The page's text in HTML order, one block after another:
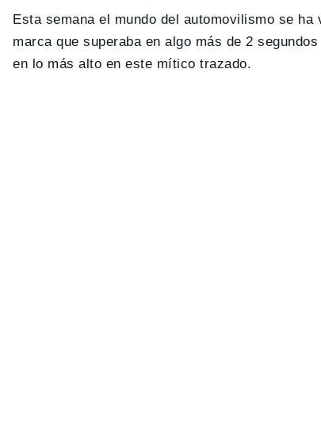
Esta semana el mundo del automovilismo se
marca que superaba en algo más de 2
en lo más alto en este mítico trazado.